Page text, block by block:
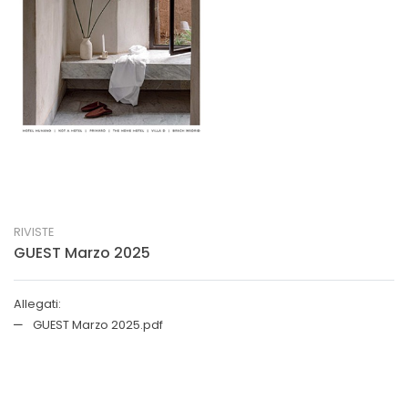
RIVISTE
GUEST Marzo 2025
Allegati:
GUEST Marzo 2025.pdf